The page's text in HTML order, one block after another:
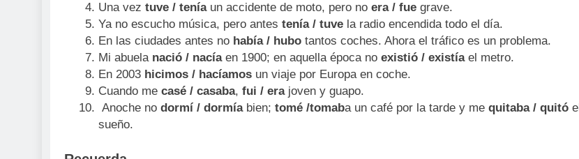
Una vez tuve / teníaun accidente de moto, pero no era / fuegrave.
Ya no escucho música, pero antes tenía / tuvela radio encendida todo el día.
En las ciudades antes no había / hubotantos coches. Ahora el tráfico es un problema.
Mi abuela nació / nacíaen 1900; en aquella época no existió / existíael metro.
En 2003 hicimos / hacíamosun viaje por Europa en coche.
Cuando me casé / casaba, fui / erajoven y guapo.
Anoche no dormí / dormíabien; tomé /tomaba un café por la tarde y me quitaba / quitóel
sueño.